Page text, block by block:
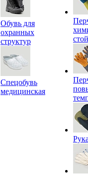
Обувь для
охранных
структур
Спецобувь
медицинская